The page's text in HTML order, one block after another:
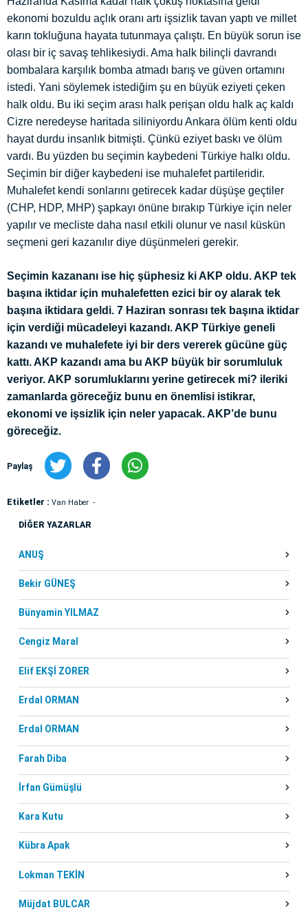
ekonomi bozuldu açlık oranı artı işsizlik tavan yaptı ve millet
karın tokluğuna hayata tutunmaya çalıştı. En büyük sorun ise
olası bir iç savaş tehlikesiydi. Ama halk bilinçli davrandı
bombalara karşılık bomba atmadı barış ve güven ortamını
istedi. Yani söylemek istediğim şu en büyük eziyeti çeken
halk oldu. Bu iki seçim arası halk perişan oldu halk aç kaldı
Cizre neredeyse haritada siliniyordu Ankara ölüm kenti oldu
hayat durdu insanlık bitmişti. Çünkü eziyet baskı ve ölüm
vardı. Bu yüzden bu seçimin kaybedeni Türkiye halkı oldu.
Seçimin bir diğer kaybedeni ise muhalefet partileridir.
Muhalefet kendi sonlarını getirecek kadar düşüşe geçtiler
(CHP, HDP, MHP) şapkayı önüne bırakıp Türkiye için neler
yapılır ve mecliste daha nasıl etkili olunur ve nasıl küskün
seçmeni geri kazanılır diye düşünmeleri gerekir.
Seçimin kazananı ise hiç şüphesiz ki AKP oldu. AKP tek
başına iktidar için muhalefetten ezici bir oy alarak tek
başına iktidara geldi. 7 Haziran sonrası tek başına iktidar
için verdiği mücadeleyi kazandı. AKP Türkiye geneli
kazandı ve muhalefete iyi bir ders vererek gücüne güç
kattı. AKP kazandı ama bu AKP büyük bir sorumluluk
veriyor. AKP sorumluklarını yerine getirecek mi? ileriki
zamanlarda göreceğiz bunu en önemlisi istikrar,
ekonomi ve işsizlik için neler yapacak. AKP’de bunu
göreceğiz.
Paylaş
Etiketler : Van Haber
DİĞER YAZARLAR
ANUŞ
Bekir GÜNEŞ
Bünyamin YILMAZ
Cengiz Maral
Elif EKŞİ ZORER
Erdal ORMAN
Erdal ORMAN
Farah Diba
İrfan Gümüşlü
Kara Kutu
Kübra Apak
Lokman TEKİN
Müjdat BULCAR